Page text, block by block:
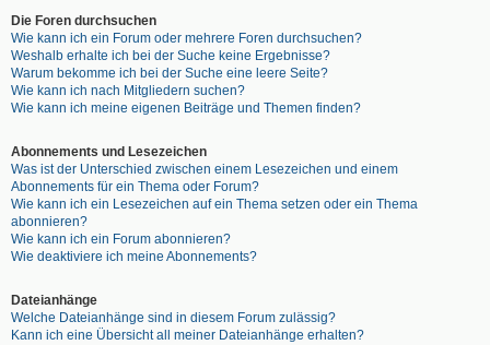
Die Foren durchsuchen
Wie kann ich ein Forum oder mehrere Foren durchsuchen?
Weshalb erhalte ich bei der Suche keine Ergebnisse?
Warum bekomme ich bei der Suche eine leere Seite?
Wie kann ich nach Mitgliedern suchen?
Wie kann ich meine eigenen Beiträge und Themen finden?
Abonnements und Lesezeichen
Was ist der Unterschied zwischen einem Lesezeichen und einem
Abonnements für ein Thema oder Forum?
Wie kann ich ein Lesezeichen auf ein Thema setzen oder ein Thema
abonnieren?
Wie kann ich ein Forum abonnieren?
Wie deaktiviere ich meine Abonnements?
Dateianhänge
Welche Dateianhänge sind in diesem Forum zulässig?
Kann ich eine Übersicht all meiner Dateianhänge erhalten?